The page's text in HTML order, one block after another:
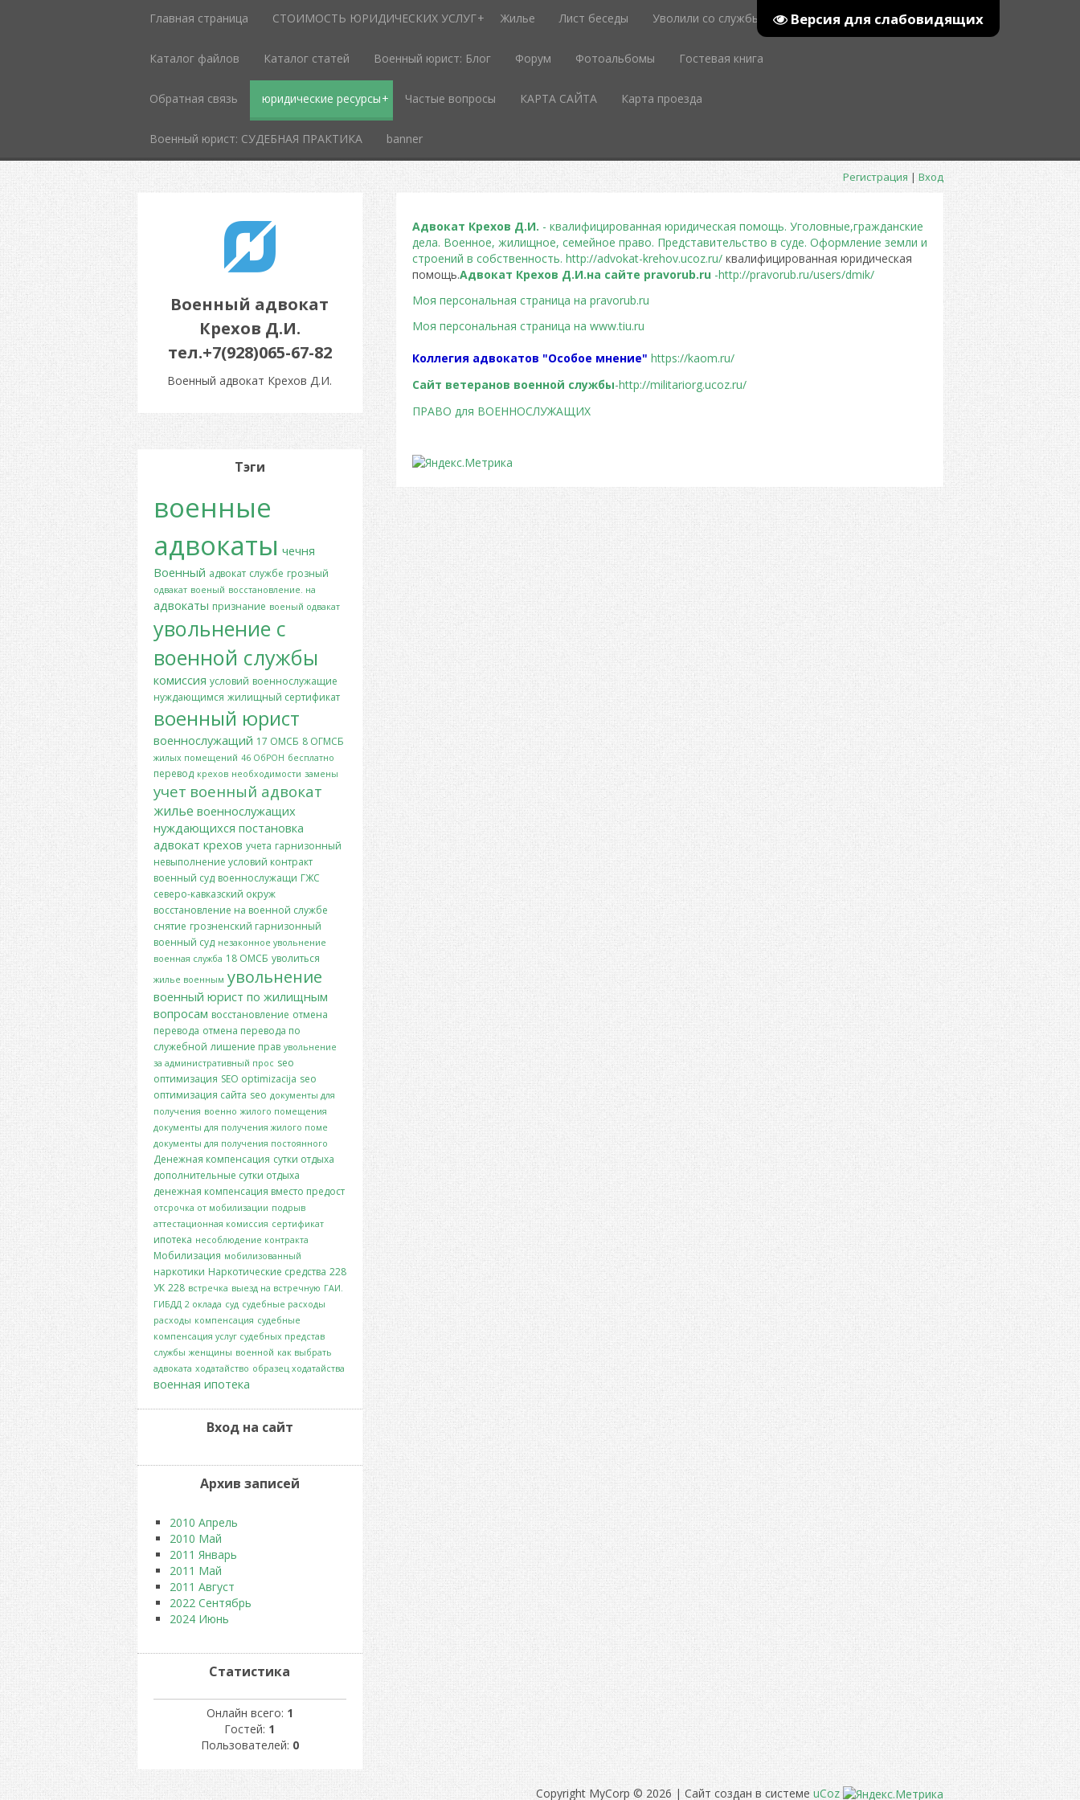
Версия для слабовидящих
Главная страница СТОИМОСТЬ ЮРИДИЧЕСКИХ УСЛУГ Жилье Лист беседы Уволили со службы
Каталог файлов Каталог статей Военный юрист: Блог Форум Фотоальбомы Гостевая книга
Обратная связь юридические ресурсы Частые вопросы КАРТА САЙТА Карта проезда
Военный юрист: СУДЕБНАЯ ПРАКТИКА banner
Регистрация|Вход
Военный адвокат
Крехов Д.И.
тел.+7(928)065-67-82
Военный адвокат Крехов Д.И.
Адвокат Крехов Д.И. - квалифицированная юридическая помощь. Уголовные,гражданские
дела. Военное, жилищное, семейное право. Представительство в суде. Оформление земли и
строений в собственность. http://advokat-krehov.ucoz.ru/квалифицированная юридическая
помощь.Адвокат Крехов Д.И.на сайте pravorub.ru-http://pravorub.ru/users/dmik/
Моя персональная страница на pravorub.ru
Моя персональная страница на www.tiu.ru
Коллегия адвокатов "Особое мнение" https://kaom.ru/
Сайт ветеранов военной службы-http://militariorg.ucoz.ru/
ПРАВО для ВОЕННОСЛУЖАЩИХ
Тэги
военные
адвокаты чечня
Военный адвокат службе грозный
одвакат военый восстановление. на
адвокаты признание военый одвакат
увольнение с
военной службы
комиссия условий военнослужащие
нуждающимся жилищный сертификат
военный юрист
военнослужащий 17 ОМСБ 8 ОГМСБ
жилых помещений 46 ОбРОН бесплатно
перевод крехов необходимости замены
учет военный адвокат
жилье военнослужащих
нуждающихся постановка
адвокат крехов учета гарнизонный
невыполнение условий контракт
военный суд военнослужащи ГЖС
северо-кавказский окруж
восстановление на военной службе
снятие грозненский гарнизонный
военный суд незаконное увольнение
военная служба 18 ОМСБ уволиться
жилье военным увольнение
военный юрист по жилищным
вопросам восстановление отмена
перевода отмена перевода по
служебной лишение прав увольнение
за административный прос seo
оптимизация SEO optimizacija seo
оптимизация сайта seo документы для
получения военно жилого помещения
документы для получения жилого поме
документы для получения постоянного
Денежная компенсация сутки отдыха
дополнительные сутки отдыха
денежная компенсация вместо предост
отсрочка от мобилизации подрыв
аттестационная комиссия сертификат
ипотека несоблюдение контракта
Мобилизация мобилизованный
наркотики Наркотические средства 228
УК 228 встречка выезд на встречную ГАИ.
ГИБДД 2 оклада суд судебные расходы
расходы компенсация судебные
компенсация услуг судебных представ
службы женщины военной как выбрать
адвоката ходатайство образец ходатайства
военная ипотека
Вход на сайт
Архив записей
2010 Апрель
2010 Май
2011 Январь
2011 Май
2011 Август
2022 Сентябрь
2024 Июнь
Статистика
Онлайн всего: 1
Гостей: 1
Пользователей: 0
Copyright MyCorp © 2026|Сайт создан в системеuCoz